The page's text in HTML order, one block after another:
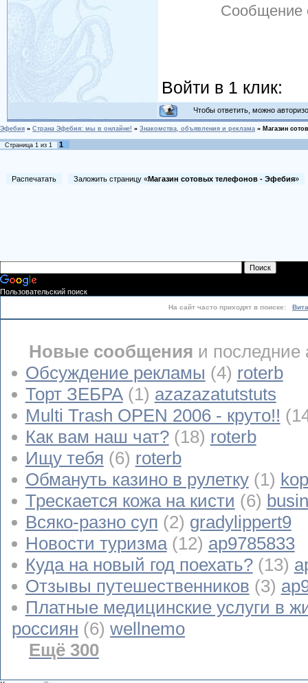
Сообщение
Войти в 1 клик:
Чтобы ответить, можно
Эфебия » Страна Эфебия: мы в онлайне! » Знакомства, объявления и реклама » Магазин
Страница 1 из 1 1
Распечатать Заложить страницу «Магазин сотовых телефонов - Эфебия»
Пользовательский поиск
На сайт часто приходят в поиске:
Новые сообщения и последние
Обсуждение рекламы (4) roterb
Торт ЗЕБРА (1) azazazatutstuts
Multi Trash OPEN 2006 - круто!!
Как вам наш чат? (18) roterb
Ищу тебя (6) roterb
Обмануть казино в рулетку (1)
Трескается кожа на кисти (6)
Всяко-разно суп (2) gradylippert9
Новости туризма (12) ap9785833
Куда на новый год поехать? (13)
Отзывы путешественников (3)
Платные медицинские услуги в
россиян (6) wellnemo
Ещё 300